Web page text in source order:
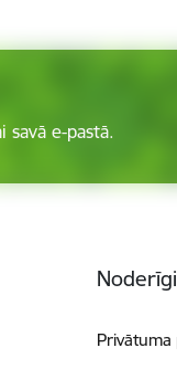
savā e-pastā.
Noderīgi
Privātuma